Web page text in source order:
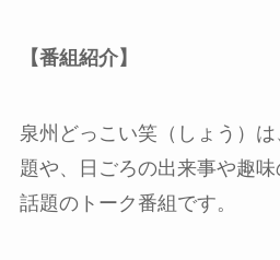
【番組紹介】
泉州どっこい笑（しょう）
題や、日ごろの出来事や趣
話題のトーク番組です。